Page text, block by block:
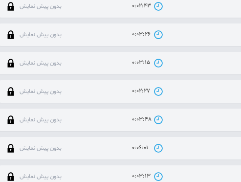
0:02:43 بدون پیش نمایش
0:03:26 بدون پیش نمایش
0:03:15 بدون پیش نمایش
0:02:27 بدون پیش نمایش
0:03:48 بدون پیش نمایش
0:06:01 بدون پیش نمایش
0:03:13 بدون پیش نمایش